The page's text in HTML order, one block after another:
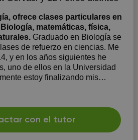
ofrece clases particulares en
matemáticas, física,
Graduado en Biología se
de refuerzo en ciencias. Me
y en los años siguientes he
uno de ellos en la Universidad
estoy finalizando mis
Llevo impartiendo clases de
con el tutor